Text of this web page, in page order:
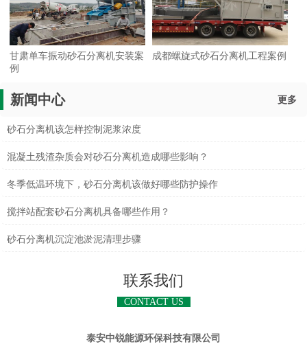
甘肃单车振动砂石分离机安装案
例
成都螺旋式砂石分离机工程案例
新闻中心 更多
砂石分离机该怎样控制泥浆浓度
混凝土残渣杂质会对砂石分离机造成哪些影响？
冬季低温环境下，砂石分离机该做好哪些防护操作
搅拌站配套砂石分离机具备哪些作用？
砂石分离机沉淀池淤泥清理步骤
联系我们
CONTACT US
泰安中锐能源环保科技有限公司